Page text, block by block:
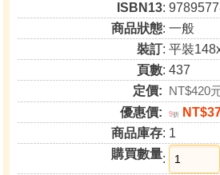
ISBN13:
商品狀態: 一般
裝訂: 平裝
頁數: 437
定價: NT$420
優惠價:
9折
商品庫存: 1
購買數量: